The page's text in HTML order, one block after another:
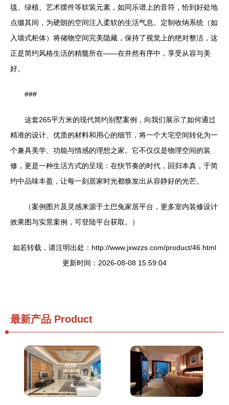
毯、绿植、艺术摆件等软装元素，如同乐谱上的音符，恰到好处地
点缀其间，为硬朗的空间注入柔软的生活气息。定制收纳系统（如
入墙式柜体）将储物空间完美隐藏，保持了视觉上的绝对整洁，这
正是简约风格生活的精髓所在——在井然有序中，享受从容与美
好。
###
这套265平方米的现代简约别墅案例，向我们展示了如何通过
精准的设计、优质的材料和用心的细节，将一个大宅空间转化为一
个兼具美学、功能与情感的理想之家。它不仅仅是物理空间的装
修，更是一种生活方式的呈现：在快节奏的时代，回归本真，于简
约中品味丰盈，让每一刻居家时光都焕发出从容静好的光芒。
（案例图片及灵感来源于土巴兔家居平台，更多室内装修设计
效果图与实景案例，可登陆平台获取。）
如若转载，请注明出处：http://www.jxwzzs.com/product/46.html
更新时间：2026-08-08 15:59:04
最新产品 Product